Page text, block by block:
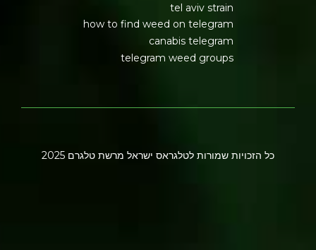
tel aviv strain
how to find weed on telegram
canabis telegram
telegram weed groups
כל הזכויות שמורות לטלגראס ישראל מרשת טלגרם 2025